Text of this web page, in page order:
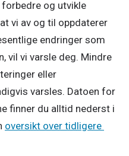
og utvikle
vi av og til oppdaterer
endringer som
vil vi varsle deg. Mindre
eller
varsles. Datoen for
finner du alltid nederst i
oversikt over tidligere